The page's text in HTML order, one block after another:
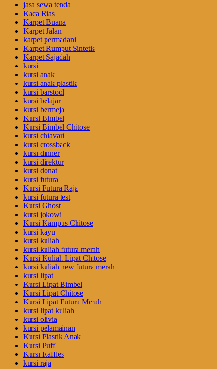
jasa sewa tenda
Kaca Rias
Karpet Buana
Karpet Jalan
karpet permadani
Karpet Rumput Sintetis
Karpet Sajadah
kursi
kursi anak
kursi anak plastik
kursi barstool
kursi belajar
kursi bermeja
Kursi Bimbel
Kursi Bimbel Chitose
kursi chiavari
kursi crossback
kursi dinner
kursi direktur
kursi donat
kursi futura
Kursi Futura Raja
kursi futura test
Kursi Ghost
kursi jokowi
Kursi Kampus Chitose
kursi kayu
kursi kuliah
kursi kuliah futura merah
Kursi Kuliah Lipat Chitose
kursi kuliah new futura merah
kursi lipat
Kursi Lipat Bimbel
Kursi Lipat Chitose
Kursi Lipat Futura Merah
kursi lipat kuliah
kursi olivia
kursi pelamainan
Kursi Plastik Anak
Kursi Puff
Kursi Raffles
kursi raja